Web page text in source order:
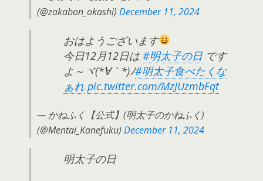
(@zakabon_okashi) December 11, 2024
おはようございます
今日12月12日は#明太子の日です
よ～ヾ(*´∀｀*)ﾉ#明太子食べたくな
ぁれ pic.twitter.com/MzJUzmbFqt
— かねふく【公式】(明太子のかねふく)
(@Mentai_Kanefuku) December 11, 2024
明太子の日